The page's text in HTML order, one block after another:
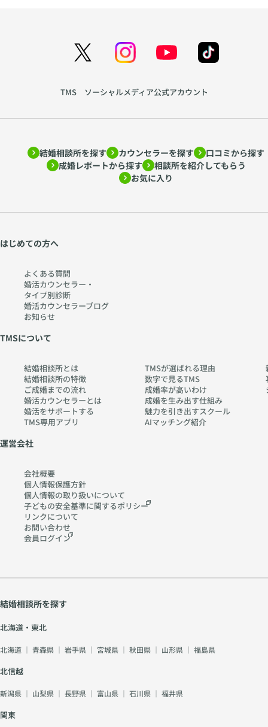
TMS ソーシャルメディア公式アカウント
結婚相談所を探す カウンセラーを探す
口コミから探す
成婚レポートから探す
相談所を紹介してもらう
お気に入り
はじめての方へ
よくある質問
婚活カウンセラー・
タイプ別診断
婚活カウンセラーブログ
お知らせ
TMSについて
結婚相談所とは
結婚相談所の特徴
ご成婚までの流れ
婚活カウンセラーとは
婚活をサポートする
TMS専用アプリ
TMSが選ばれる理由
数字で見るTMS
成婚率が高いわけ
成婚を生み出す仕組み
魅力を引き出すスクール
AIマッチング紹介
運営会社
会社概要
個人情報保護方針
個人情報の取り扱いについて
子どもの安全基準に関するポリシー
リンクについて
お問い合わせ
会員ログイン
結婚相談所を探す
北海道・東北
北海道 ｜ 青森県 ｜ 岩手県 ｜ 宮城県 ｜ 秋田県 ｜ 山形県 ｜ 福島県
北信越
新潟県 ｜ 山梨県 ｜ 長野県 ｜ 富山県 ｜ 石川県 ｜ 福井県
関東